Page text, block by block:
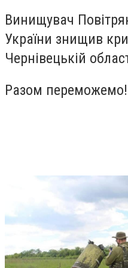
Винищувач
України знищив
Чернівецькій
Разом переможемо!